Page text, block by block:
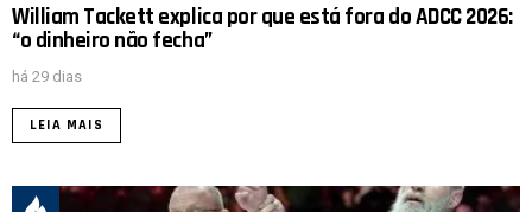
William Tackett explica por que está fora do ADCC 2026:
“o dinheiro não fecha”
há 29 dias
LEIA MAIS